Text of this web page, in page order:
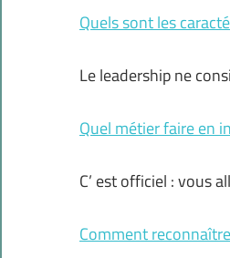
Quels sont les
Le leadership ne
Quel métier faire en
C’ est officiel : vous
Comment